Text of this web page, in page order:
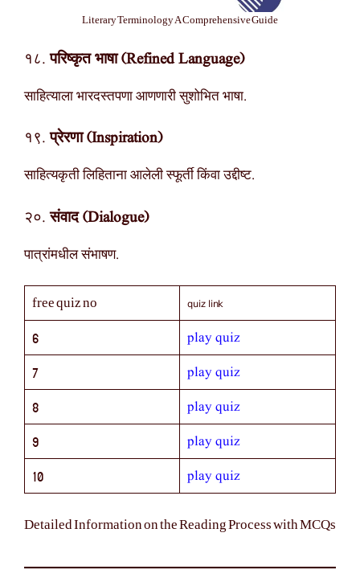
Literary Terminology A Comprehensive Guide
१८.परिष्कृत भाषा (Refined Language)
साहित्याला भारदस्तपणा आणणारी सुशोभित भाषा.
१९.प्रेरणा (Inspiration)
साहित्यकृती लिहिताना आलेली स्फूर्ती किंवा उद्दीष्ट.
२०.संवाद (Dialogue)
पात्रांमधील संभाषण.
free quiz no quiz link
6 play quiz
7 play quiz
8 play quiz
9 play quiz
10 play quiz
Detailed Information on the Reading Process with MCQs